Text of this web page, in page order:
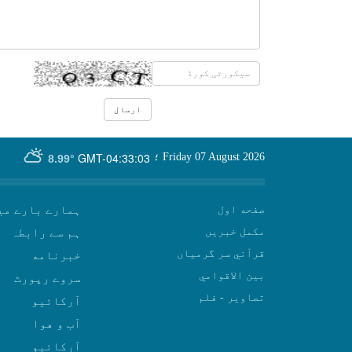
GMT-04:33:03
8.99° Friday 07 August 2026 ؛
صفحه اول
مکمل خبریں
قرآني سر گرمياں
بين الاقوامي
تصاوير - فلم
ہمارے بارے
ہم سے رابطہ
سروے رپورٹ
آرکائیو
آب و هوا